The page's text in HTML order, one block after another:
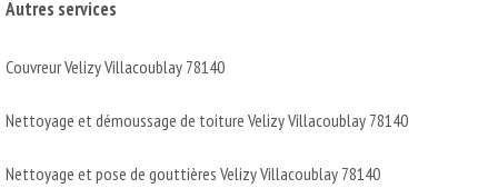
Autres services
Couvreur Velizy Villacoublay 78140
Nettoyage et démoussage de toiture Velizy Villacoublay 78140
Nettoyage et pose de gouttières Velizy Villacoublay 78140